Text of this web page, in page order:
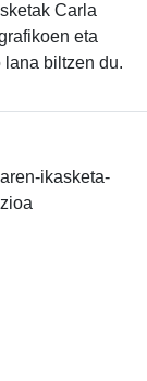
Carla
eta
biltzen du.